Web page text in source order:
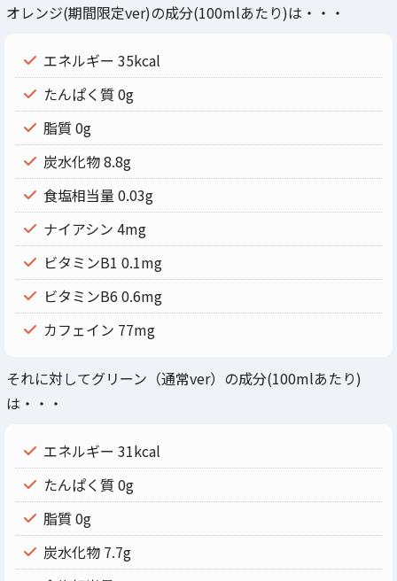
オレンジ(期間限定ver)の成分(100mlあたり)は・・・
エネルギー 35kcal
たんぱく質 0g
脂質 0g
炭水化物 8.8g
食塩相当量 0.03g
ナイアシン 4mg
ビタミンB1 0.1mg
ビタミンB6 0.6mg
カフェイン 77mg
それに対してグリーン（通常ver）の成分(100mlあたり)
は・・・
エネルギー 31kcal
たんぱく質 0g
脂質 0g
炭水化物 7.7g